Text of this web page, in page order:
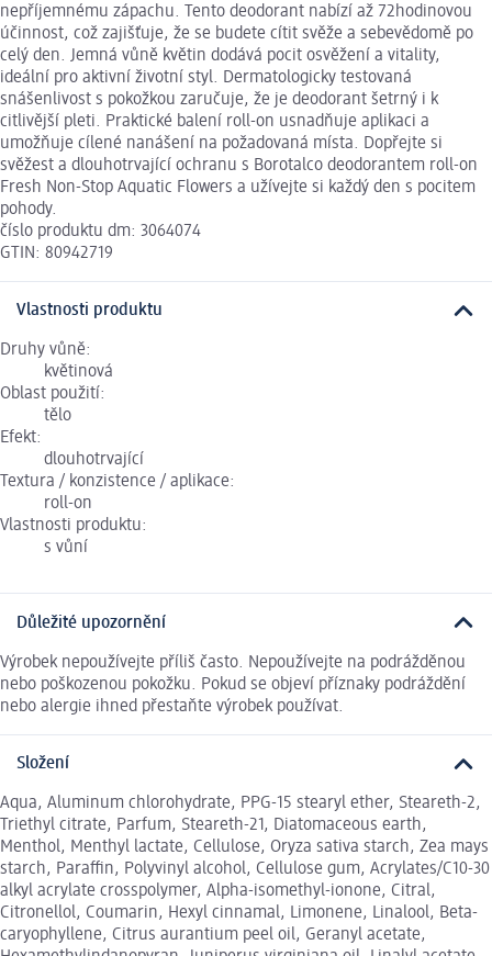
nepříjemnému zápachu. Tento deodorant nabízí až 72hodinovou
účinnost, což zajišťuje, že se budete cítit svěže a sebevědomě po
celý den. Jemná vůně květin dodává pocit osvěžení a vitality,
ideální pro aktivní životní styl. Dermatologicky testovaná
snášenlivost s pokožkou zaručuje, že je deodorant šetrný i k
citlivější pleti. Praktické balení roll-on usnadňuje aplikaci a
umožňuje cílené nanášení na požadovaná místa. Dopřejte si
svěžest a dlouhotrvající ochranu s Borotalco deodorantem roll-on
Fresh Non-Stop Aquatic Flowers a užívejte si každý den s pocitem
pohody.
číslo produktu dm: 3064074
GTIN: 80942719
Vlastnosti produktu
Druhy vůně:
květinová
Oblast použití:
tělo
Efekt:
dlouhotrvající
Textura / konzistence / aplikace:
roll-on
Vlastnosti produktu:
s vůní
Důležité upozornění
Výrobek nepoužívejte příliš často. Nepoužívejte na podrážděnou
nebo poškozenou pokožku. Pokud se objeví příznaky podráždění
nebo alergie ihned přestaňte výrobek používat.
Složení
Aqua, Aluminum chlorohydrate, PPG-15 stearyl ether, Steareth-2,
Triethyl citrate, Parfum, Steareth-21, Diatomaceous earth,
Menthol, Menthyl lactate, Cellulose, Oryza sativa starch, Zea mays
starch, Paraffin, Polyvinyl alcohol, Cellulose gum, Acrylates/C10-30
alkyl acrylate crosspolymer, Alpha-isomethyl-ionone, Citral,
Citronellol, Coumarin, Hexyl cinnamal, Limonene, Linalool, Beta-
caryophyllene, Citrus aurantium peel oil, Geranyl acetate,